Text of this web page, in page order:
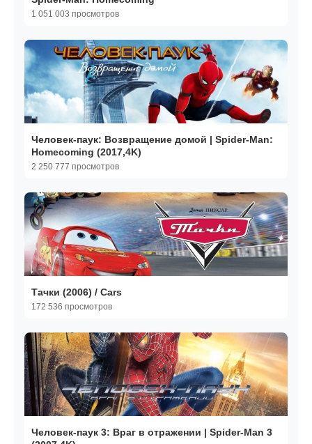
1 051 003 просмотров
Человек-паук: Возвращение домой | Spider-Man:
Homecoming (2017,4K)
2 250 777 просмотров
Тачки (2006) / Cars
172 536 просмотров
Человек-паук 3: Враг в отражении | Spider-Man 3